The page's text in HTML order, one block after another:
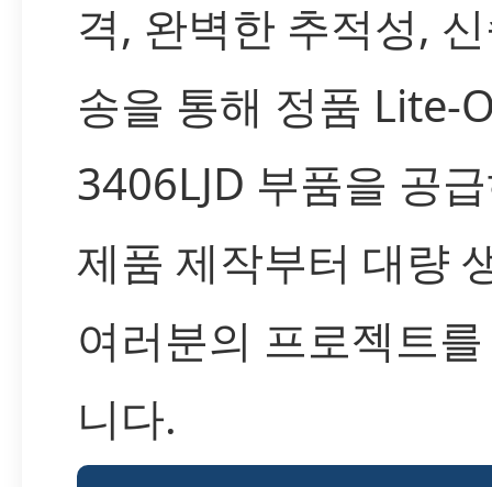
격, 완벽한 추적성,
송을 통해 정품 Lite-
3406LJD 부품을 공
제품 제작부터 대량
여러분의 프로젝트
니다.